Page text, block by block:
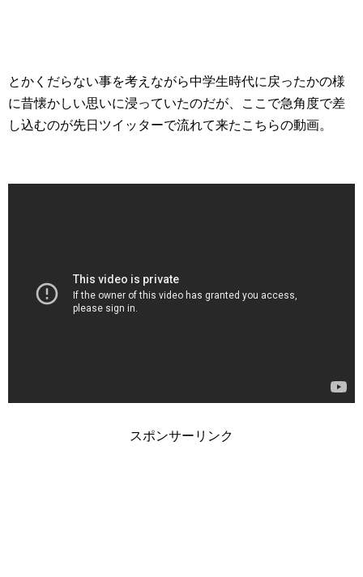
とかくだらない事を考えながら中学生時代に戻ったかの様
に昔懐かしい思いに浸っていたのだが、ここで急角度で差
し込むのが先日ツイッターで流れて来たこちらの動画。
スポンサーリンク